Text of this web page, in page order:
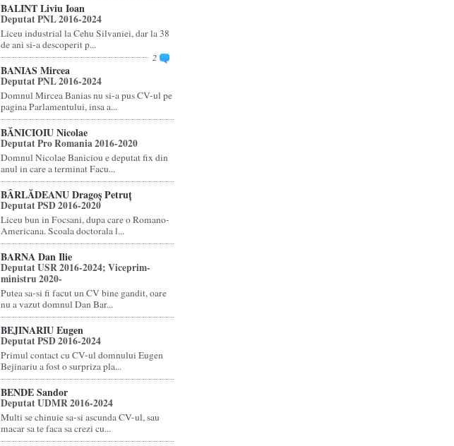
BALINT Liviu Ioan
Deputat PNL 2016-2024
Liceu industrial la Cehu Silvaniei, dar la 38
de ani si-a descoperit p...
2
BANIAS Mircea
Deputat PNL 2016-2024
Domnul Mircea Banias nu si-a pus CV-ul pe
pagina Parlamentului, insa a...
BĂNICIOIU Nicolae
Deputat Pro Romania 2016-2020
Domnul Nicolae Baniciou e deputat fix din
anul in care a terminat Facu...
BÂRLĂDEANU Dragoș Petruț
Deputat PSD 2016-2020
Liceu bun in Focsani, dupa care o Romano-
Americana. Scoala doctorala l...
BARNA Dan Ilie
Deputat USR 2016-2024; Viceprim-
ministru 2020-
Putea sa-si fi facut un CV bine gandit, oare
nu a vazut domnul Dan Bar...
BEJINARIU Eugen
Deputat PSD 2016-2024
Primul contact cu CV-ul domnului Eugen
Bejinariu a fost o surpriza pla...
BENDE Sandor
Deputat UDMR 2016-2024
Multi se chinuie sa-si ascunda CV-ul, sau
macar sa te faca sa crezi cu...